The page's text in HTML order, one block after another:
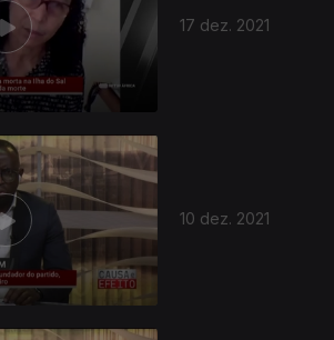
17 dez. 2021
10 dez. 2021